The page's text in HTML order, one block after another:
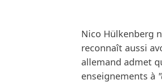
Nico Hülkenberg
reconnaît aussi
allemand admet
enseignements à